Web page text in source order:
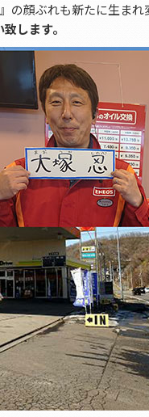
顔ぶれも新たに生まれ
します。